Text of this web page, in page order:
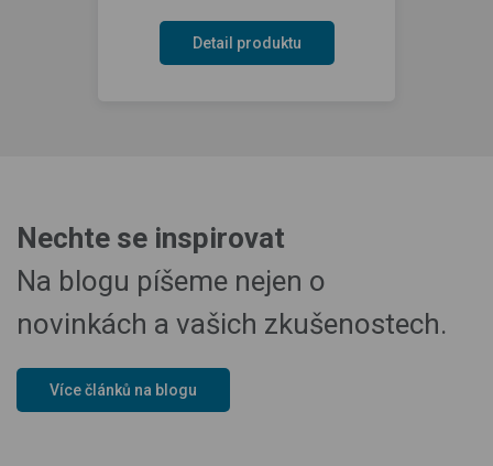
Detail produktu
Nechte se inspirovat
Na blogu píšeme nejen o
novinkách a vašich zkušenostech.
Více článků na blogu